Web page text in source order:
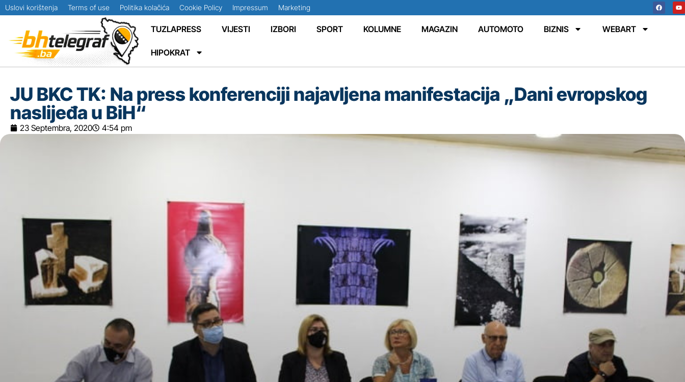
Uslovi korištenja Terms of use Politika kolačića Cookie Policy Impressum Marketing
TUZLAPRESS VIJESTI IZBORI SPORT KOLUMNE MAGAZIN AUTOMOTO BIZNIS WEBART
HIPOKRAT
JU BKC TK: Na press konferenciji najavljena manifestacija „Dani evropskog
naslijeđa u BiH“
23 Septembra, 2020 4:54 pm